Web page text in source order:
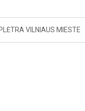
VILNIAUS MIESTE